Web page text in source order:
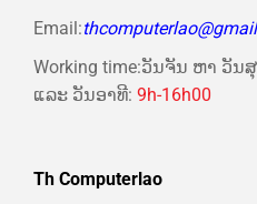
Email:
Working time:ວັນຈັນ ຫາ ວັນ
ແລະ ວັນອາທີ: 9h-16h00
Th Computerlao